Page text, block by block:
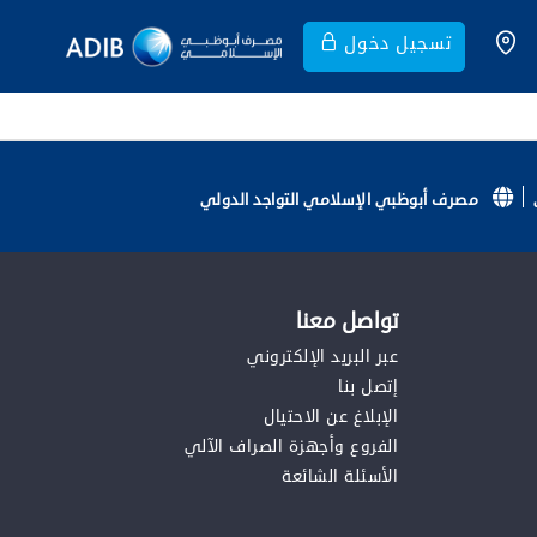
تسجيل دخول
مصرف أبوظبي الإسلامي التواجد الدولي
تواصل معنا
عبر البريد الإلكتروني
إتصل بنا
الإبلاغ عن الاحتيال
الفروع وأجهزة الصراف الآلي
الأسئلة الشائعة